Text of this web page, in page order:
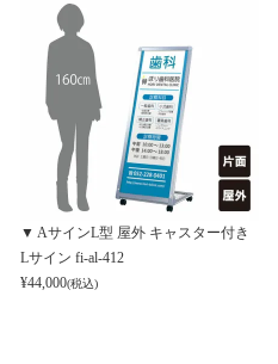
▼ AサインL型 屋外 キャスター付き
Lサイン fi-al-412
¥44,000(税込)